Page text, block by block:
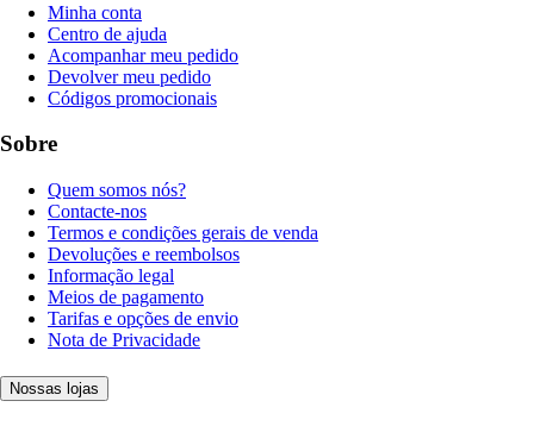
Minha conta
Centro de ajuda
Acompanhar meu pedido
Devolver meu pedido
Códigos promocionais
Sobre
Quem somos nós?
Contacte-nos
Termos e condições gerais de venda
Devoluções e reembolsos
Informação legal
Meios de pagamento
Tarifas e opções de envio
Nota de Privacidade
Nossas lojas